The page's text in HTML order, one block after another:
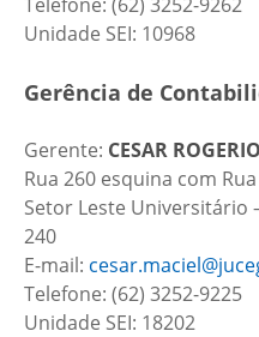
Unidade SEI: 10968
Gerência de
Gerente: CESAR
Rua 260 esquina com
Setor Leste Universitário
240
E-mail:
Telefone: (62) 3252-9225
Unidade SEI: 18202